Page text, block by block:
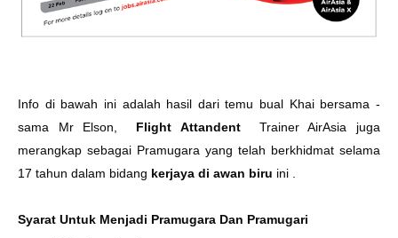
Info di bawah ini adalah hasil dari temu bual Khai bersama -
sama Mr Elson, Flight Attandent Trainer AirAsia juga
merangkap sebagai Pramugara yang telah berkhidmat selama
17 tahun dalam bidang kerjaya di awan biru ini .
Syarat Untuk Menjadi Pramugara Dan Pramugari